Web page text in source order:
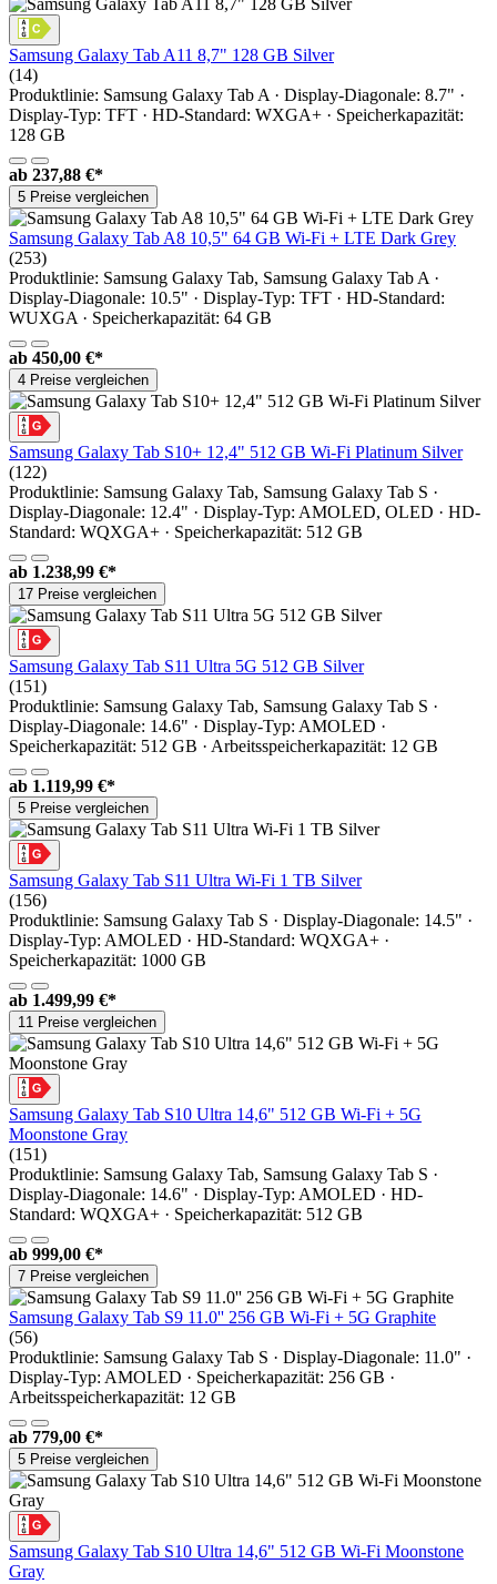
Samsung Galaxy Tab A11 8,7" 128 GB Silver
(14)
Produktlinie: Samsung Galaxy Tab A · Display-Diagonale: 8.7" ·
Display-Typ: TFT · HD-Standard: WXGA+ · Speicherkapazität:
128 GB
ab 237,88 €*
5 Preise vergleichen
Samsung Galaxy Tab A8 10,5" 64 GB Wi-Fi + LTE Dark Grey
(253)
Produktlinie: Samsung Galaxy Tab, Samsung Galaxy Tab A ·
Display-Diagonale: 10.5" · Display-Typ: TFT · HD-Standard:
WUXGA · Speicherkapazität: 64 GB
ab 450,00 €*
4 Preise vergleichen
Samsung Galaxy Tab S10+ 12,4" 512 GB Wi-Fi Platinum Silver
(122)
Produktlinie: Samsung Galaxy Tab, Samsung Galaxy Tab S ·
Display-Diagonale: 12.4" · Display-Typ: AMOLED, OLED · HD-
Standard: WQXGA+ · Speicherkapazität: 512 GB
ab 1.238,99 €*
17 Preise vergleichen
Samsung Galaxy Tab S11 Ultra 5G 512 GB Silver
(151)
Produktlinie: Samsung Galaxy Tab, Samsung Galaxy Tab S ·
Display-Diagonale: 14.6" · Display-Typ: AMOLED ·
Speicherkapazität: 512 GB · Arbeitsspeicherkapazität: 12 GB
ab 1.119,99 €*
5 Preise vergleichen
Samsung Galaxy Tab S11 Ultra Wi-Fi 1 TB Silver
(156)
Produktlinie: Samsung Galaxy Tab S · Display-Diagonale: 14.5" ·
Display-Typ: AMOLED · HD-Standard: WQXGA+ ·
Speicherkapazität: 1000 GB
ab 1.499,99 €*
11 Preise vergleichen
Samsung Galaxy Tab S10 Ultra 14,6" 512 GB Wi-Fi + 5G
Moonstone Gray
(151)
Produktlinie: Samsung Galaxy Tab, Samsung Galaxy Tab S ·
Display-Diagonale: 14.6" · Display-Typ: AMOLED · HD-
Standard: WQXGA+ · Speicherkapazität: 512 GB
ab 999,00 €*
7 Preise vergleichen
Samsung Galaxy Tab S9 11.0'' 256 GB Wi-Fi + 5G Graphite
(56)
Produktlinie: Samsung Galaxy Tab S · Display-Diagonale: 11.0" ·
Display-Typ: AMOLED · Speicherkapazität: 256 GB ·
Arbeitsspeicherkapazität: 12 GB
ab 779,00 €*
5 Preise vergleichen
Samsung Galaxy Tab S10 Ultra 14,6" 512 GB Wi-Fi Moonstone
Gray